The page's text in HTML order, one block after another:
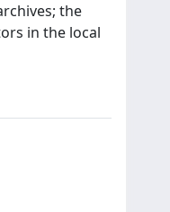
the
in the local